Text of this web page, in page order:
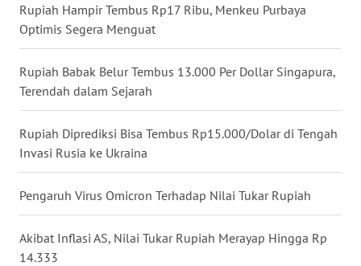
Rupiah Hampir Tembus Rp17 Ribu, Menkeu Purbaya
Optimis Segera Menguat
Rupiah Babak Belur Tembus 13.000 Per Dollar Singapura,
Terendah dalam Sejarah
Rupiah Diprediksi Bisa Tembus Rp15.000/Dolar di Tengah
Invasi Rusia ke Ukraina
Pengaruh Virus Omicron Terhadap Nilai Tukar Rupiah
Akibat Inflasi AS, Nilai Tukar Rupiah Merayap Hingga Rp
14.333
WN
WN
BALI
WN
KALBAR
WN
KALTENG